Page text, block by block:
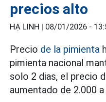
precios alto
HẠ LINH | 08/01/2026 -
Precio de la pimienta
pimienta nacional
solo 2 dias, el precio
aumentado de 2.000